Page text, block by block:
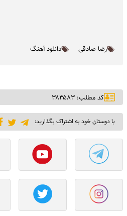
رضا صادقی دانلود آهنگ
کد مطلب: ۳۸۳۵۸۳
با دوستان خود به اشتراک بگذارید: